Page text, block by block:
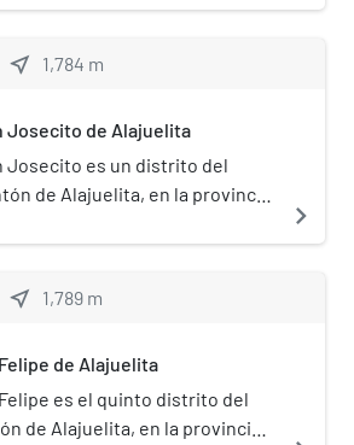
de Costa Rica.
near_me 1,784 m
Josecito de Alajuelita
Josecito es un distrito del
de Alajuelita, en la provincia
navigate_next
near_me 1,789 m
de Alajuelita
es el quinto distrito del
de Alajuelita, en la provincia